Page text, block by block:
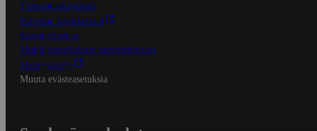
Tietosuojakäytäntö
Palvelun käyttöehdot
Saavutettavuus
Mobiilisovelluksen saavutettavuus
Mainostajalle
Muuta evästeasetuksia